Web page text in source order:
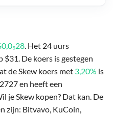
. Het 24 uurs
De koers is gestegen
de Skew koers met 3,20% is
en heeft een
je Skew kopen? Dat kan. De
zijn: Bitvavo, KuCoin,